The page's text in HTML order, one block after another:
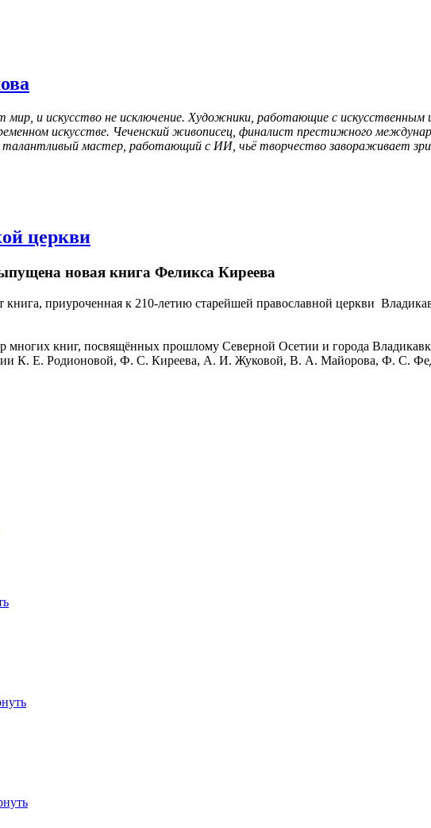
и искусство не исключение. Художники, работающие с
искусстве. Чеченский живописец, финалист престижного
талантливый мастер, работающий с ИИ, чьё творчество завораживает
церкви
новая книга Феликса Киреева
книга, приуроченная к 210-летию старейшей православной церкви
многих книг, посвящённых прошлому Северной Осетии и города
К. Е. Родионовой, Ф. С. Киреева, А. И. Жуковой, В. А. Майорова, Ф. С.